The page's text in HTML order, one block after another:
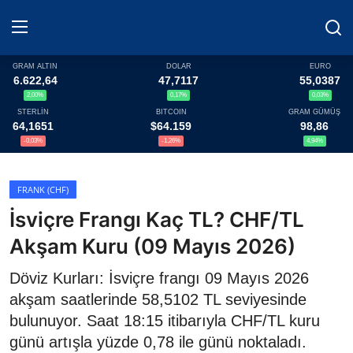
Haberler
Döviz
Altın Fiyatları
Döviz Kurları
Fonlar
Kripto Paralar
Çeviriciler
GRAM ALTIN
6.622,64
2,00%
DOLAR
47,7117
0,17%
EURO
55,0387
0,03%
STERLİN
64,1651
-0,03%
BITCOIN
$64.159
-1,26%
GRAM GÜMÜŞ
98,86
4,94%
FRANK (CHF)
İsviçre Frangı Kaç TL? CHF/TL
Akşam Kuru (09 Mayıs 2026)
Döviz Kurları: İsviçre frangı 09 Mayıs 2026
akşam saatlerinde 58,5102 TL seviyesinde
bulunuyor. Saat 18:15 itibarıyla CHF/TL kuru
günü artışla yüzde 0,78 ile günü noktaladı.